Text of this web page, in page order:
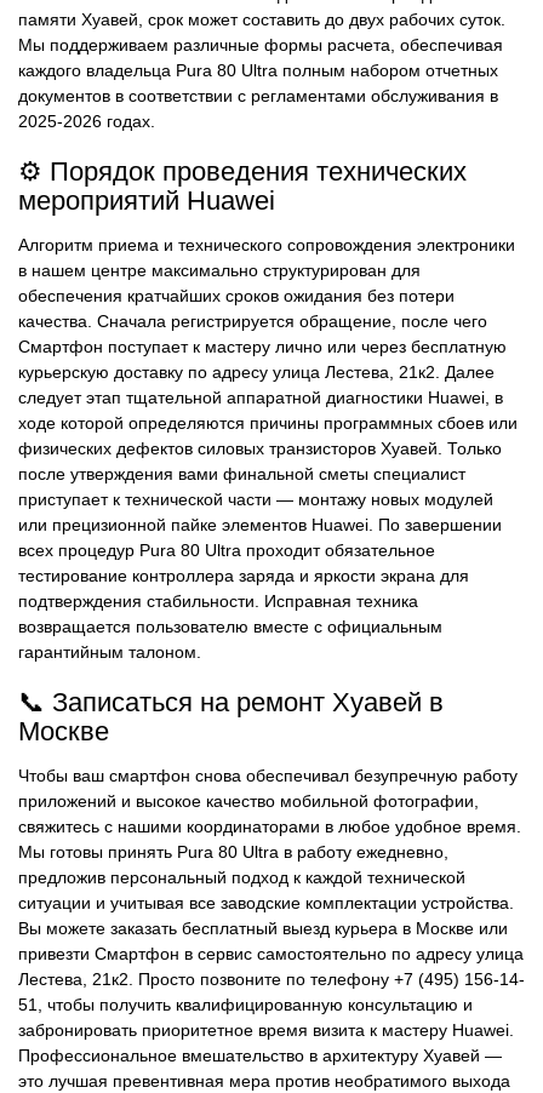
памяти Хуавей, срок может составить до двух рабочих суток.
Мы поддерживаем различные формы расчета, обеспечивая
каждого владельца Pura 80 Ultra полным набором отчетных
документов в соответствии с регламентами обслуживания в
2025-2026 годах.
⚙️ Порядок проведения технических
мероприятий Huawei
Алгоритм приема и технического сопровождения электроники
в нашем центре максимально структурирован для
обеспечения кратчайших сроков ожидания без потери
качества. Сначала регистрируется обращение, после чего
Смартфон поступает к мастеру лично или через бесплатную
курьерскую доставку по адресу улица Лестева, 21к2. Далее
следует этап тщательной аппаратной диагностики Huawei, в
ходе которой определяются причины программных сбоев или
физических дефектов силовых транзисторов Хуавей. Только
после утверждения вами финальной сметы специалист
приступает к технической части — монтажу новых модулей
или прецизионной пайке элементов Huawei. По завершении
всех процедур Pura 80 Ultra проходит обязательное
тестирование контроллера заряда и яркости экрана для
подтверждения стабильности. Исправная техника
возвращается пользователю вместе с официальным
гарантийным талоном.
📞 Записаться на ремонт Хуавей в
Москве
Чтобы ваш смартфон снова обеспечивал безупречную работу
приложений и высокое качество мобильной фотографии,
свяжитесь с нашими координаторами в любое удобное время.
Мы готовы принять Pura 80 Ultra в работу ежедневно,
предложив персональный подход к каждой технической
ситуации и учитывая все заводские комплектации устройства.
Вы можете заказать бесплатный выезд курьера в Москве или
привезти Смартфон в сервис самостоятельно по адресу улица
Лестева, 21к2. Просто позвоните по телефону +7 (495) 156-14-
51, чтобы получить квалифицированную консультацию и
забронировать приоритетное время визита к мастеру Huawei.
Профессиональное вмешательство в архитектуру Хуавей —
это лучшая превентивная мера против необратимого выхода